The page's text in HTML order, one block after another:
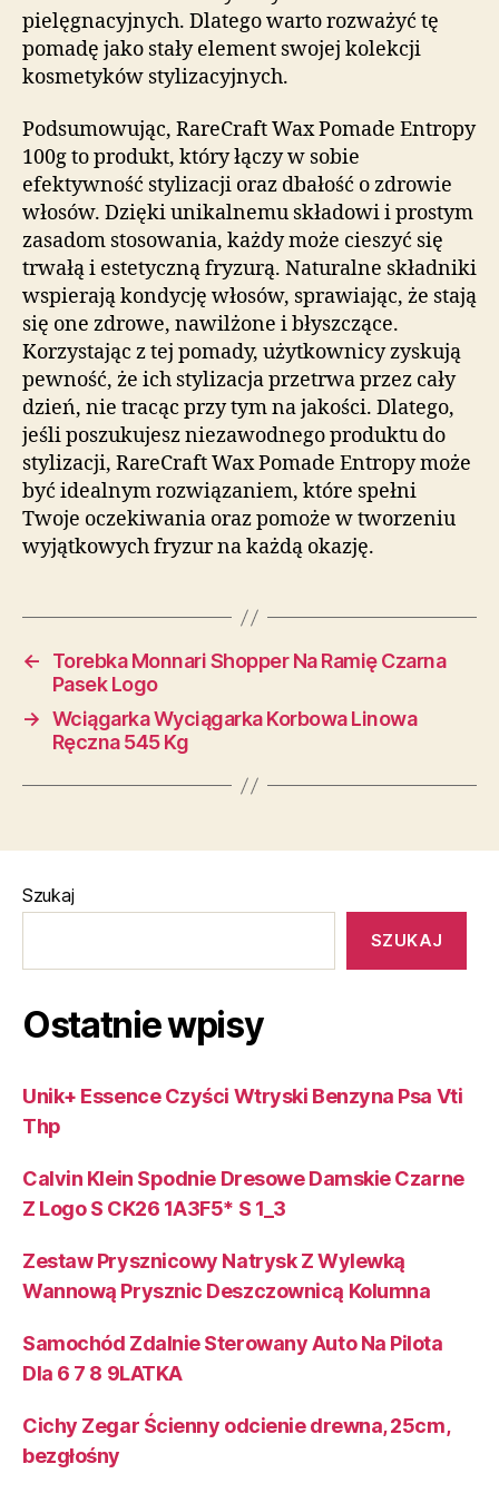
pielęgnacyjnych. Dlatego warto rozważyć tę
pomadę jako stały element swojej kolekcji
kosmetyków stylizacyjnych.
Podsumowując, RareCraft Wax Pomade Entropy
100g to produkt, który łączy w sobie
efektywność stylizacji oraz dbałość o zdrowie
włosów. Dzięki unikalnemu składowi i prostym
zasadom stosowania, każdy może cieszyć się
trwałą i estetyczną fryzurą. Naturalne składniki
wspierają kondycję włosów, sprawiając, że stają
się one zdrowe, nawilżone i błyszczące.
Korzystając z tej pomady, użytkownicy zyskują
pewność, że ich stylizacja przetrwa przez cały
dzień, nie tracąc przy tym na jakości. Dlatego,
jeśli poszukujesz niezawodnego produktu do
stylizacji, RareCraft Wax Pomade Entropy może
być idealnym rozwiązaniem, które spełni
Twoje oczekiwania oraz pomoże w tworzeniu
wyjątkowych fryzur na każdą okazję.
←
Torebka Monnari Shopper Na Ramię Czarna
Pasek Logo
→ Wciągarka Wyciągarka Korbowa Linowa
Ręczna 545 Kg
Szukaj
SZUKAJ
Ostatnie wpisy
Unik+ Essence Czyści Wtryski Benzyna Psa Vti
Thp
Calvin Klein Spodnie Dresowe Damskie Czarne
Z Logo S CK26 1A3F5* S 1_3
Zestaw Prysznicowy Natrysk Z Wylewką
Wannową Prysznic Deszczownicą Kolumna
Samochód Zdalnie Sterowany Auto Na Pilota
Dla 6 7 8 9LATKA
Cichy Zegar Ścienny odcienie drewna, 25cm,
bezgłośny